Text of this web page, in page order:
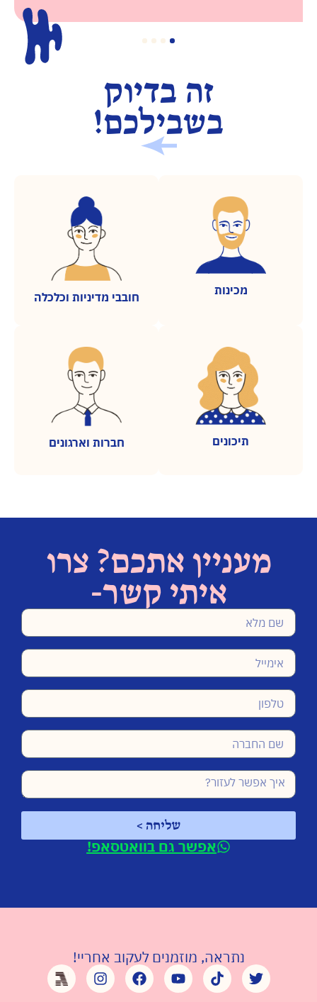
זה בדיוק
בשבילכם!
מכינות
חובבי מדיניות וכלכלה
תיכונים חברות וארגונים
מעניין אתכם? צרו
איתי קשר-
שליחה >
אפשר גם בוואטסאפ!
נתראה, מוזמנים לעקוב אחריי!